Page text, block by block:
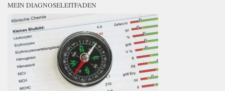
MEIN DIAGNOSELEITFADEN